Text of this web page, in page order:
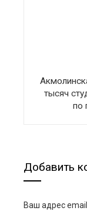
тысяч
по
Добавить
Ваш адрес